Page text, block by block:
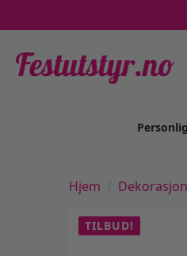
Hjem
TILBUD!